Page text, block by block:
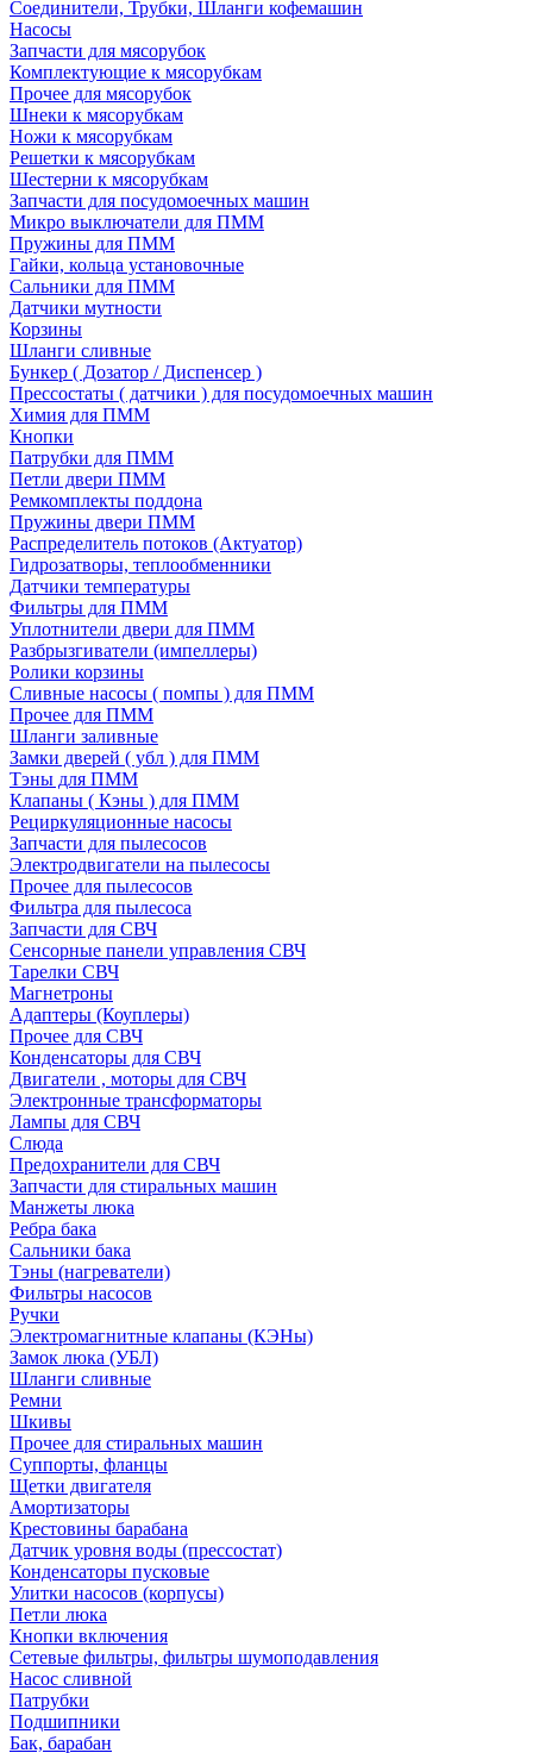
Соединители, Трубки, Шланги кофемашин
Насосы
Запчасти для мясорубок
Комплектующие к мясорубкам
Прочее для мясорубок
Шнеки к мясорубкам
Ножи к мясорубкам
Решетки к мясорубкам
Шестерни к мясорубкам
Запчасти для посудомоечных машин
Микро выключатели для ПММ
Пружины для ПММ
Гайки, кольца установочные
Сальники для ПММ
Датчики мутности
Корзины
Шланги сливные
Бункер ( Дозатор / Диспенсер )
Прессостаты ( датчики ) для посудомоечных машин
Химия для ПММ
Кнопки
Патрубки для ПММ
Петли двери ПММ
Ремкомплекты поддона
Пружины двери ПММ
Распределитель потоков (Актуатор)
Гидрозатворы, теплообменники
Датчики температуры
Фильтры для ПММ
Уплотнители двери для ПММ
Разбрызгиватели (импеллеры)
Ролики корзины
Сливные насосы ( помпы ) для ПММ
Прочее для ПММ
Шланги заливные
Замки дверей ( убл ) для ПММ
Тэны для ПММ
Клапаны ( Кэны ) для ПММ
Рециркуляционные насосы
Запчасти для пылесосов
Электродвигатели на пылесосы
Прочее для пылесосов
Фильтра для пылесоса
Запчасти для СВЧ
Сенсорные панели управления СВЧ
Тарелки СВЧ
Магнетроны
Адаптеры (Коуплеры)
Прочее для СВЧ
Конденсаторы для СВЧ
Двигатели , моторы для СВЧ
Электронные трансформаторы
Лампы для СВЧ
Слюда
Предохранители для СВЧ
Запчасти для стиральных машин
Манжеты люка
Ребра бака
Сальники бака
Тэны (нагреватели)
Фильтры насосов
Ручки
Электромагнитные клапаны (КЭНы)
Замок люка (УБЛ)
Шланги сливные
Ремни
Шкивы
Прочее для стиральных машин
Суппорты, фланцы
Щетки двигателя
Амортизаторы
Крестовины барабана
Датчик уровня воды (прессостат)
Конденсаторы пусковые
Улитки насосов (корпусы)
Петли люка
Кнопки включения
Сетевые фильтры, фильтры шумоподавления
Насос сливной
Патрубки
Подшипники
Бак, барабан